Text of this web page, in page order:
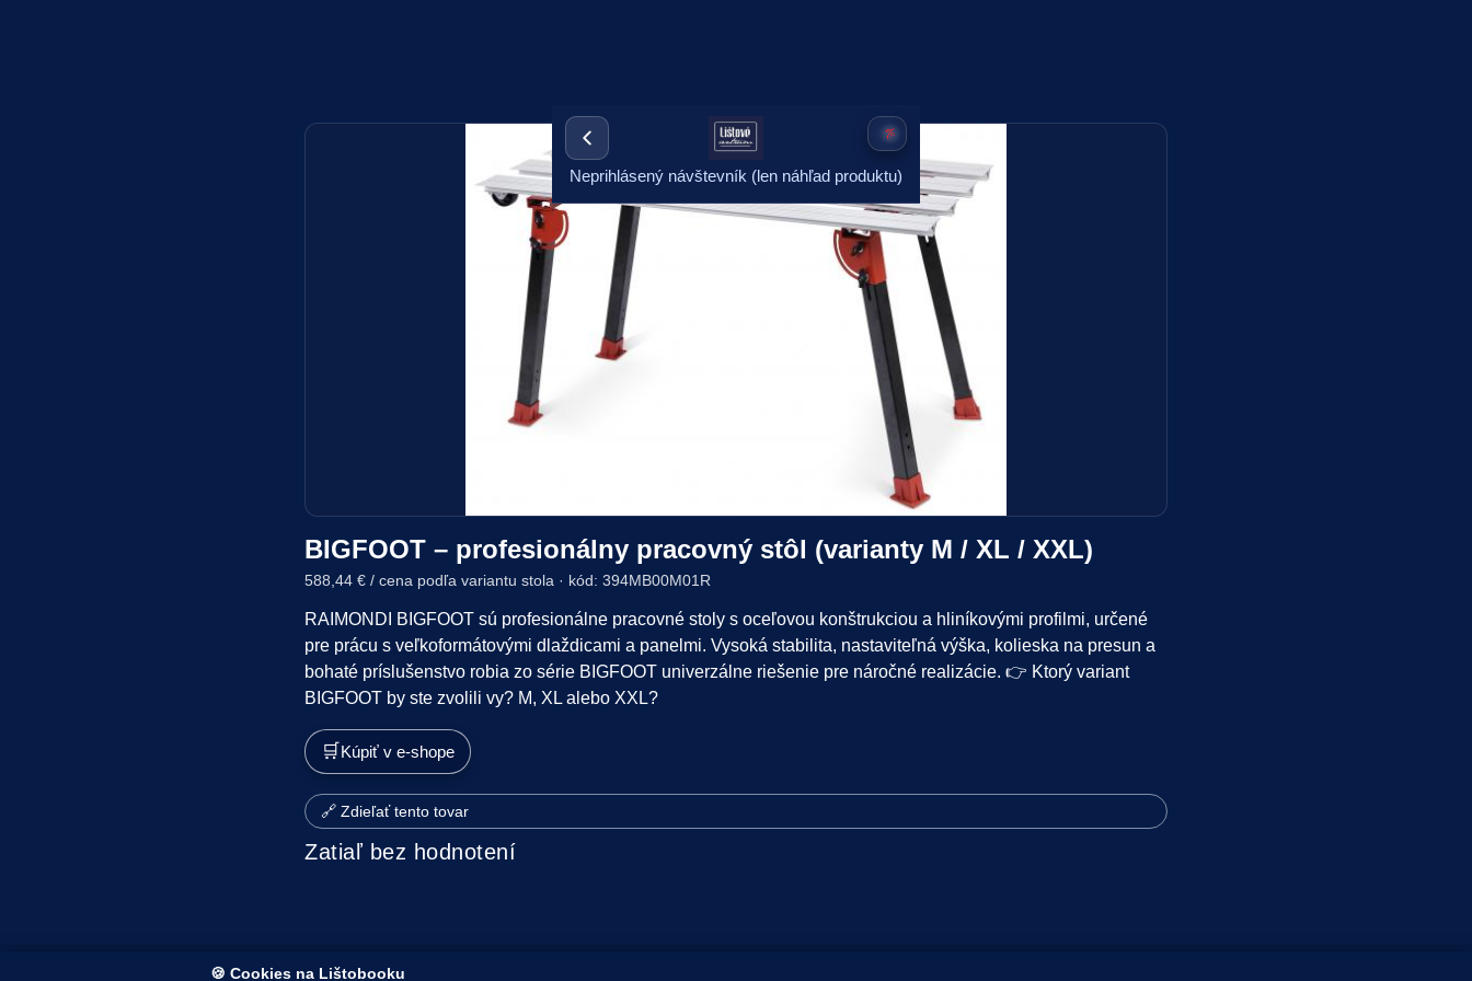
Neprihlásený návštevník (len náhľad produktu)
BIGFOOT – profesionálny pracovný stôl (varianty M / XL / XXL)
588,44 € / cena podľa variantu stola · kód: 394MB00M01R
RAIMONDI BIGFOOT sú profesionálne pracovné stoly s oceľovou konštrukciou a hliníkovými profilmi, určené
pre prácu s veľkoformátovými dlaždicami a panelmi. Vysoká stabilita, nastaviteľná výška, kolieska na presun a
bohaté príslušenstvo robia zo série BIGFOOT univerzálne riešenie pre náročné realizácie. 👉 Ktorý variant
BIGFOOT by ste zvolili vy? M, XL alebo XXL?
🛒 Kúpiť v e-shope
🔗 Zdieľať tento tovar
Zatiaľ bez hodnotení
🍪 Cookies na Lištobooku